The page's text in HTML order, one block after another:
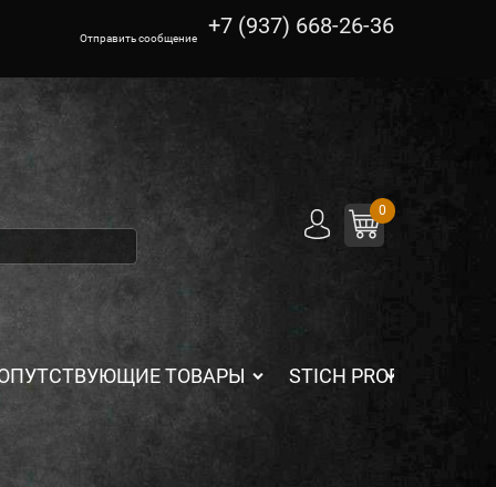
Отправить сообщение +7 (937) 668-26-36
0
ТОВАРЫ STICH PROFI